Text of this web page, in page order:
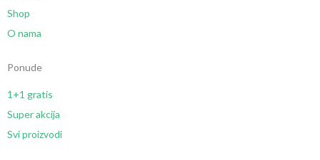
Shop
O nama
Ponude
1+1 gratis
Super akcija
Svi proizvodi